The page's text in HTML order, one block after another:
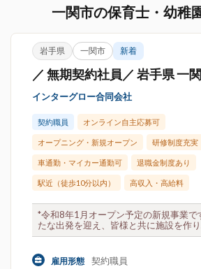
一関市の保育士・幼稚
岩手県 一関市 新着
／ 無期契約社員／ 岩手県 一
インターグロー合同会社
契約職員 オンライン自主応募可
オープニング・新規オープン 研修制度充実
車通勤・マイカー通勤可 退職金制度あり
駅近（徒歩10分以内） 高収入・高給料
*令和8年1月オープン予定の新規事業で
たな出発を迎え、皆様と共に施設を作り
雇用形態 契約職員